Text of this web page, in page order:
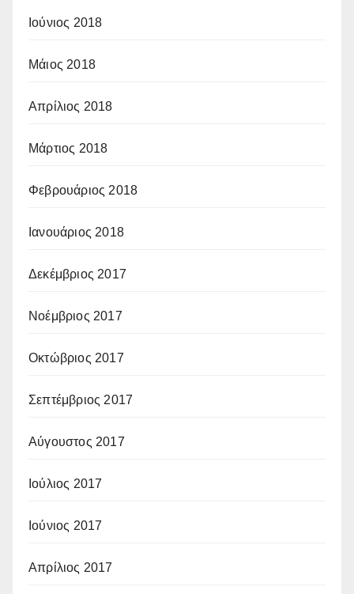
Ιούνιος 2018
Μάιος 2018
Απρίλιος 2018
Μάρτιος 2018
Φεβρουάριος 2018
Ιανουάριος 2018
Δεκέμβριος 2017
Νοέμβριος 2017
Οκτώβριος 2017
Σεπτέμβριος 2017
Αύγουστος 2017
Ιούλιος 2017
Ιούνιος 2017
Απρίλιος 2017